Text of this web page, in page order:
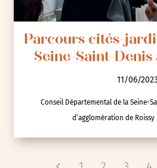
Parcours cités-
Seine-Saint-Denis
11/06/
Conseil Départemental de la Seine-
d’agglomération de Roissy